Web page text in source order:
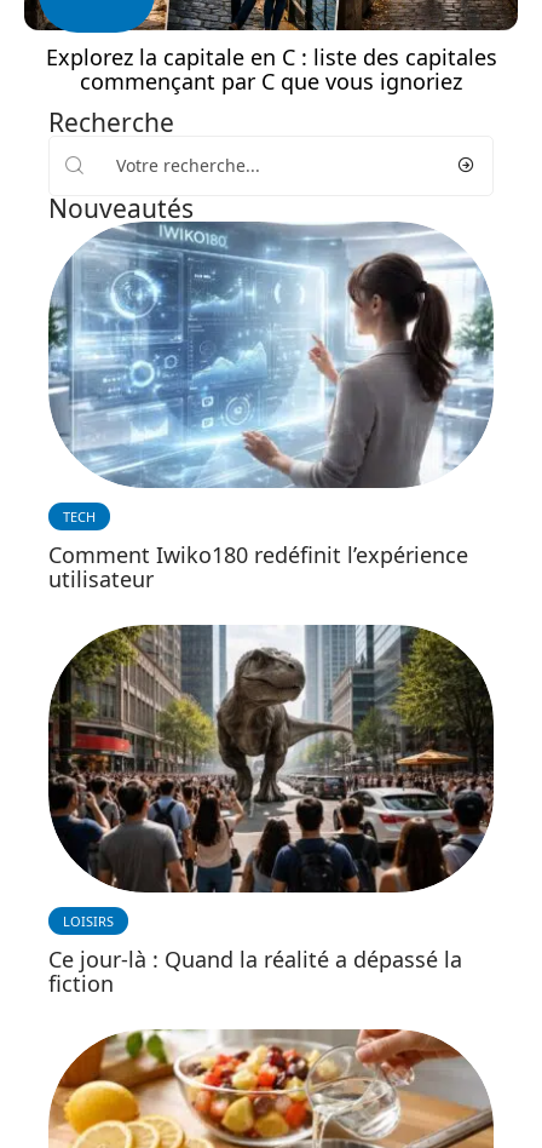
Explorez la capitale en C : liste des capitales
commençant par C que vous ignoriez
Recherche
Nouveautés
TECH
Comment Iwiko180 redéfinit l’expérience
utilisateur
LOISIRS
Ce jour-là : Quand la réalité a dépassé la
fiction